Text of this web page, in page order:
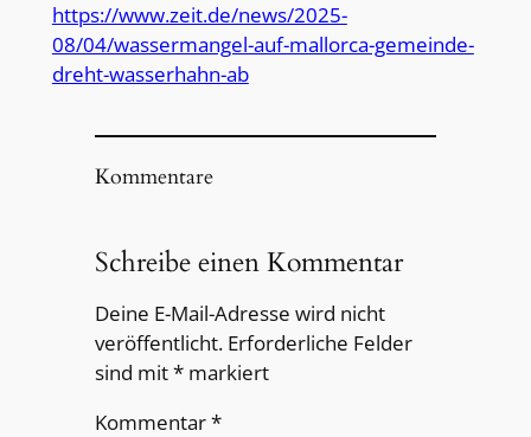
https://www.zeit.de/news/2025-
08/04/wassermangel-auf-mallorca-gemeinde-
dreht-wasserhahn-ab
Kommentare
Schreibe einen Kommentar
Deine E-Mail-Adresse wird nicht
veröffentlicht. Erforderliche Felder
sind mit*markiert
Kommentar*